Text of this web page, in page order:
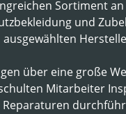
Sortiment an
und
ausgewählten
über eine große
Mitarbeiter
Reparaturen